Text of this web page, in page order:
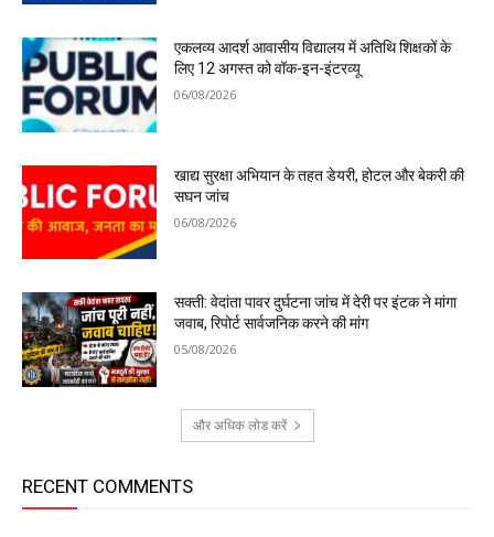
एकलव्य आदर्श आवासीय विद्यालय में अतिथि शिक्षकों के
लिए 12 अगस्त को वॉक-इन-इंटरव्यू
06/08/2026
खाद्य सुरक्षा अभियान के तहत डेयरी, होटल और बेकरी की
सघन जांच
06/08/2026
सक्ती: वेदांता पावर दुर्घटना जांच में देरी पर इंटक ने मांगा
जवाब, रिपोर्ट सार्वजनिक करने की मांग
05/08/2026
और अधिक लोड करें
RECENT COMMENTS